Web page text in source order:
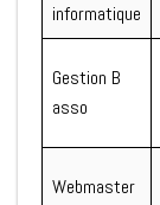
informatique
Gestion B
asso
Webmaster